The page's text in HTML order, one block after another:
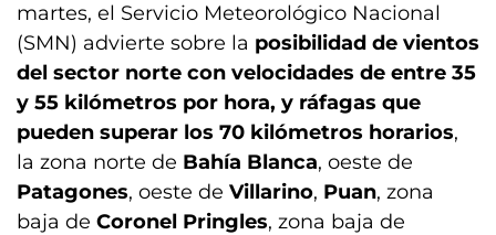
martes, el Servicio Meteorológico Nacional
(SMN) advierte sobre la posibilidad de vientos
del sector norte con velocidades de entre 35
y 55 kilómetros por hora, y ráfagas que
pueden superar los 70 kilómetros horarios,
la zona norte de Bahía Blanca, oeste de
Patagones, oeste de Villarino, Puan, zona
baja de Coronel Pringles, zona baja de